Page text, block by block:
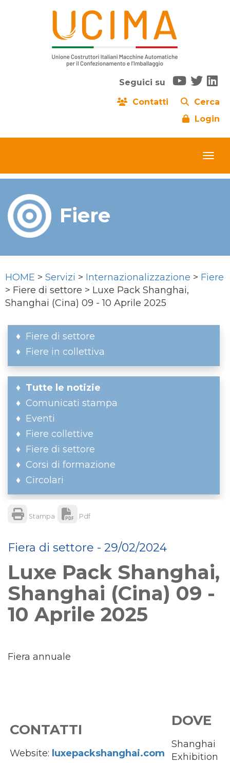
Seguici su
Contatti
Cerca
Login
Fiere
HOME > Servizi > Internazionalizzazione > Fiere
> Fiere di settore > Luxe Pack Shanghai,
Shanghai (Cina) 09 - 10 Aprile 2025
Fiere di settore
Fiere in collettiva
Tutte le notizie
Comunicati stampa
Eventi
Fiere collettive
Fiere di settore
Corsi di formazione
Circolari
Stampa Pdf
Fiera di settore - 29/02/2024
Luxe Pack Shanghai,
Shanghai (Cina) 09 -
10 Aprile 2025
Fiera annuale
CONTATTI
Website: luxepackshanghai.com
DOVE
Shanghai
Exhibition